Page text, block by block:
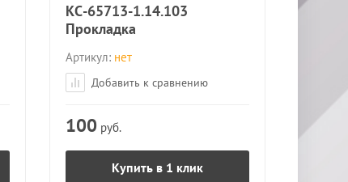
КС-65713-1.14.103
Прокладка
Артикул: нет
Добавить к сравнению
100 руб.
Купить в 1 клик